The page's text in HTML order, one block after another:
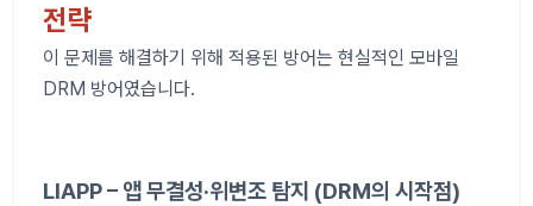
전략
이 문제를 해결하기 위해 적용된 방어는 현실적인 모바일
DRM 방어였습니다.
LIAPP – 앱 무결성·위변조 탐지 (DRM의 시작점)